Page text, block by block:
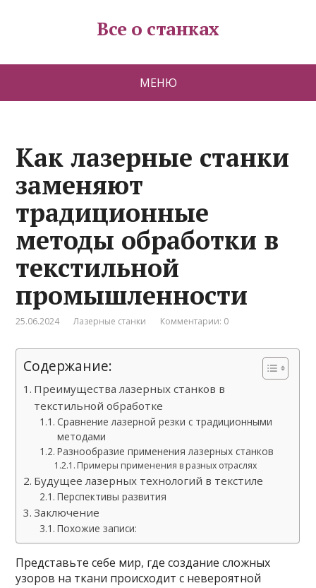
Все о станках
МЕНЮ
Как лазерные станки
заменяют
традиционные
методы обработки в
текстильной
промышленности
25.06.2024 Лазерные станки Комментарии: 0
Содержание:
Преимущества лазерных станков в
текстильной обработке
Сравнение лазерной резки с традиционными
методами
Разнообразие применения лазерных станков
Примеры применения в разных отраслях
Будущее лазерных технологий в текстиле
Перспективы развития
Заключение
Похожие записи:
Представьте себе мир, где создание сложных
узоров на ткани происходит с невероятной